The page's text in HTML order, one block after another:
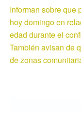
Informan sobre que
hoy domingo en
edad durante el
También avisan de
de zonas